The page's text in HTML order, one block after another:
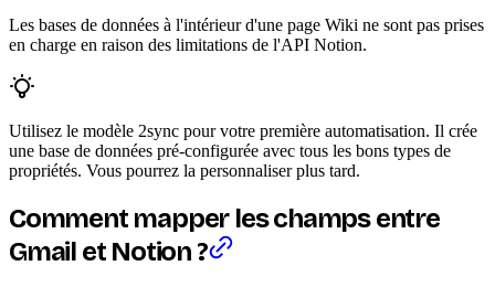
Les bases de données à l'intérieur d'une page Wiki ne sont pas prises
en charge en raison des limitations de l'API Notion.
Utilisez le modèle 2sync pour votre première automatisation. Il crée
une base de données pré-configurée avec tous les bons types de
propriétés. Vous pourrez la personnaliser plus tard.
Comment mapper les champs entre
Gmail et Notion ?